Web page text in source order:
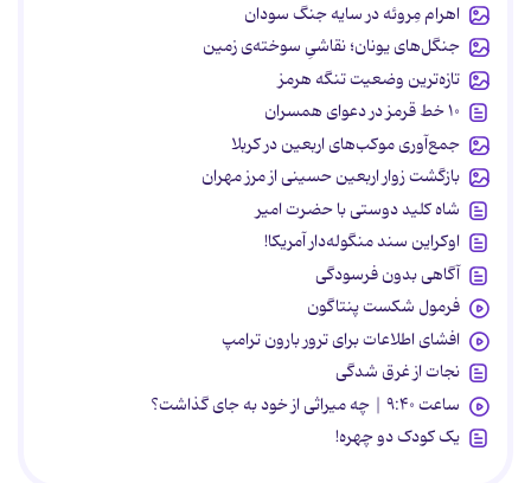
اهرام مِروئه در سایه جنگ سودان
جنگل‌های یونان؛ نقاشیِ سوخته‌ی زمین
تازه‌ترین وضعیت تنگه هرمز
۱۰ خط قرمز در دعوای همسران
جمع‌آوری موکب‌های اربعین در کربلا
بازگشت زوار اربعین حسینی از مرز مهران
شاه کلید دوستی با حضرت امیر
اوکراین سند منگوله‌دار آمریکا!
آگاهی بدون فرسودگی
فرمول شکست پنتاگون
افشای اطلاعات برای ترور بارون ترامپ
نجات از غرق شدگی
ساعت ۹:۴۰ | چه میراثی از خود به جای گذاشت؟
یک کودک دو چهره!